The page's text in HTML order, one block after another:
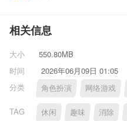
相关信息
大小
550.80MB
时间
2026年06月09日 01:05
分类
角色扮演 网络游戏
TAG 休闲 趣味 消除